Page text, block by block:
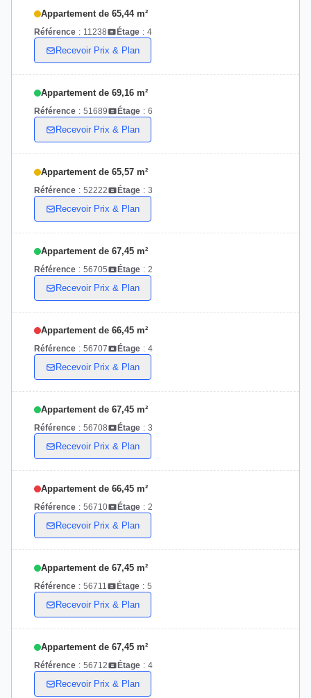
Appartement de 65,44 m²
Référence : 11238 Étage : 4
Recevoir Prix & Plan
Appartement de 69,16 m²
Référence : 51689 Étage : 6
Recevoir Prix & Plan
Appartement de 65,57 m²
Référence : 52222 Étage : 3
Recevoir Prix & Plan
Appartement de 67,45 m²
Référence : 56705 Étage : 2
Recevoir Prix & Plan
Appartement de 66,45 m²
Référence : 56707 Étage : 4
Recevoir Prix & Plan
Appartement de 67,45 m²
Référence : 56708 Étage : 3
Recevoir Prix & Plan
Appartement de 66,45 m²
Référence : 56710 Étage : 2
Recevoir Prix & Plan
Appartement de 67,45 m²
Référence : 56711 Étage : 5
Recevoir Prix & Plan
Appartement de 67,45 m²
Référence : 56712 Étage : 4
Recevoir Prix & Plan